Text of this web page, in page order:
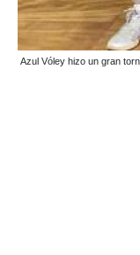
Fabián Altamirano, Rodolfo